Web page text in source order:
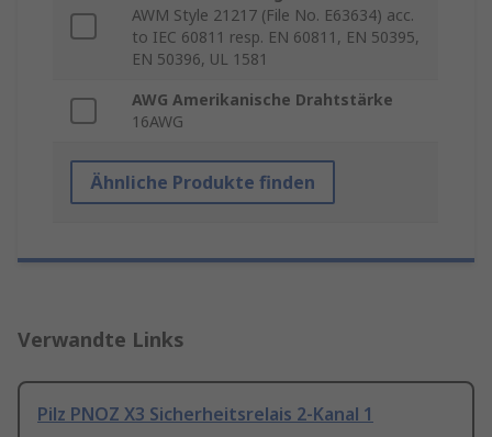
AWM Style 21217 (File No. E63634) acc.
to IEC 60811 resp. EN 60811, EN 50395,
EN 50396, UL 1581
AWG Amerikanische Drahtstärke
16AWG
Ähnliche Produkte finden
Verwandte Links
Pilz PNOZ X3 Sicherheitsrelais 2-Kanal 1